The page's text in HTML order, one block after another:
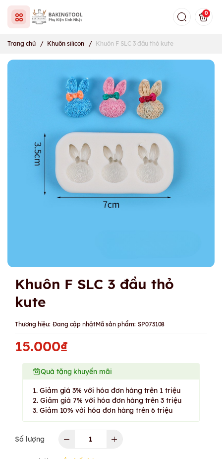
0
Trang chủ / Khuôn silicon / Khuôn F SLC 3 đầu thỏ kute
Khuôn F SLC 3 đầu thỏ
kute
Thương hiệu: Đang cập nhậtMã sản phẩm: SP073108
15.000₫
Quà tặng khuyến mãi
1. Giảm giá 3% với hóa đơn hàng trên 1 triệu
2. Giảm giá 7% với hóa đơn hàng trên 3 triệu
3. Giảm 10% với hóa đơn hàng trên 6 triệu
Số lượng